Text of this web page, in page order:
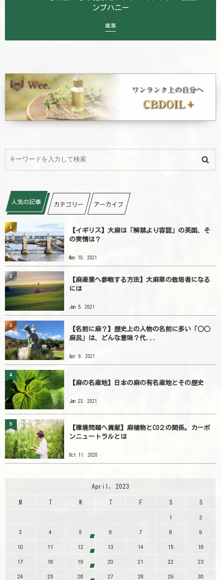
ンプハニー
産業
人気の記事 カテゴリー アーカイブ
【イギリス】大麻は「解禁より容認」の英国、そ
の実情は？
May 10, 2021
1
【麻産業へ参戦する方法】大麻草の栽培者になる
には
Jan 5, 2021
2
【名前に麻？】歴史上の人物の名前に多い「○○
麻呂」は、どんな意味？代...
Apr 9, 2021
3
【麻の名産地】日本の麻の有名産地とその歴史
Jan 23, 2021
4
【環境問題へ貢献】麻植物とCO２の関係。カーボ
ンニュートラルとは
Oct 11, 2020
5
April, 2023
M W F S S
1 2
3 4 5 6 7 8 9
10 11 12 13 14 15 16
17 18 19 20 21 22 23
24 25 26 27 28 29 30